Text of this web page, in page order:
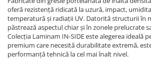
QUARZI
RES-TERRAE
ROBUR
RUSHMORE
SELECT
oferă rezistență ridicată la uzură, impact,
temperatură și radiații UV. Datorită structurii în
păstrează aspectul chiar și în zonele prelucrate
Colecția Laminam IN-SIDE este alegerea ideală
premium care necesită durabilitate extremă,
performanță tehnică la cel mai înalt nivel.